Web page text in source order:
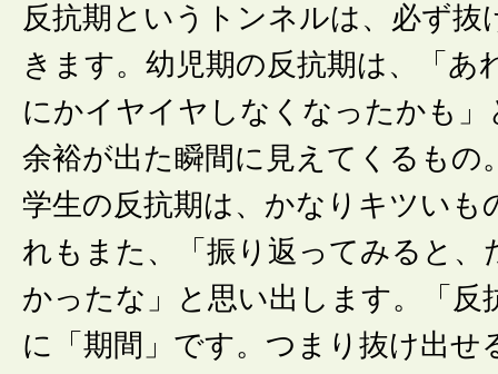
反抗期というトンネルは、必ず抜
きます。幼児期の反抗期は、「あ
にかイヤイヤしなくなったかも
余裕が出た瞬間に見えてくるもの
学生の反抗期は、かなりキツいも
れもまた、「振り返ってみると、
かったな」と思い出します。「反
に「期間」です。つまり抜け出せ